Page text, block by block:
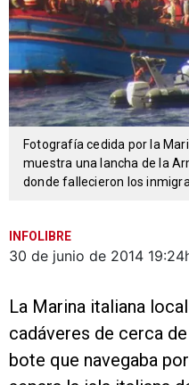
Fotografía cedida por la
muestra una lancha de la
donde fallecieron los
INFOLIBRE
30 de junio de 2014
La Marina italiana
cadáveres de cerca de
bote que navegaba